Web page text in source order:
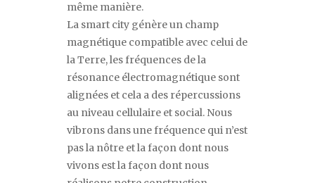
même manière.
La smart city génère un champ
magnétique compatible avec celui de
la Terre, les fréquences de la
résonance électromagnétique sont
alignées et cela a des répercussions
au niveau cellulaire et social. Nous
vibrons dans une fréquence qui n’est
pas la nôtre et la façon dont nous
vivons est la façon dont nous